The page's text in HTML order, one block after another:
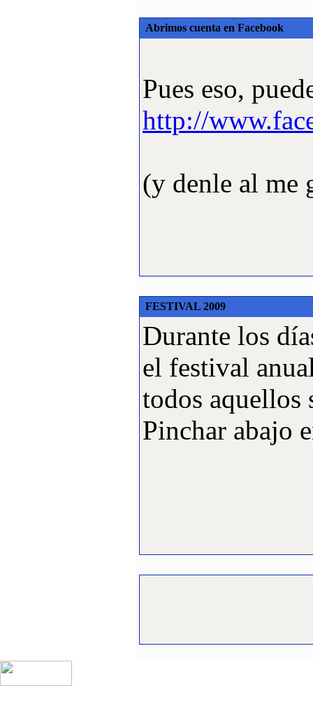
Abrimos cuenta en Facebook
Pues eso,
http://
(y denle al me
FESTIVAL 2009
Durante los
el festival
todos aquellos
Pinchar abajo